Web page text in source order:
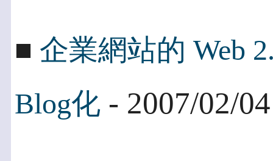
■ 企業網站的 Web
Blog化 - 2007/02/04